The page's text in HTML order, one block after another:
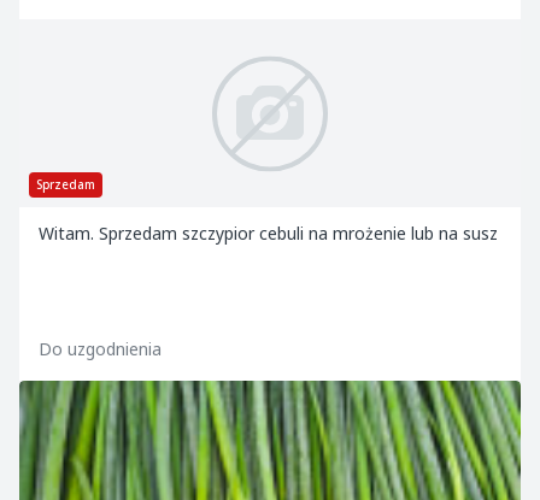
Sprzedam
Witam. Sprzedam szczypior cebuli na mrożenie lub na susz
Do uzgodnienia